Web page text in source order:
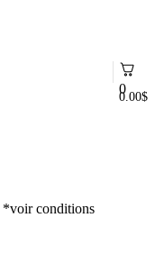
0
0.00$
*voir conditions